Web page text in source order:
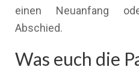
einen Neuanfang
Abschied.
Was euch die